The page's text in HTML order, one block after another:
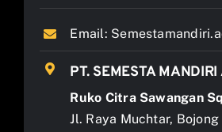
Email:
PT. SEMESTA
Ruko Citra Sawangan
Jl. Raya Muchtar,